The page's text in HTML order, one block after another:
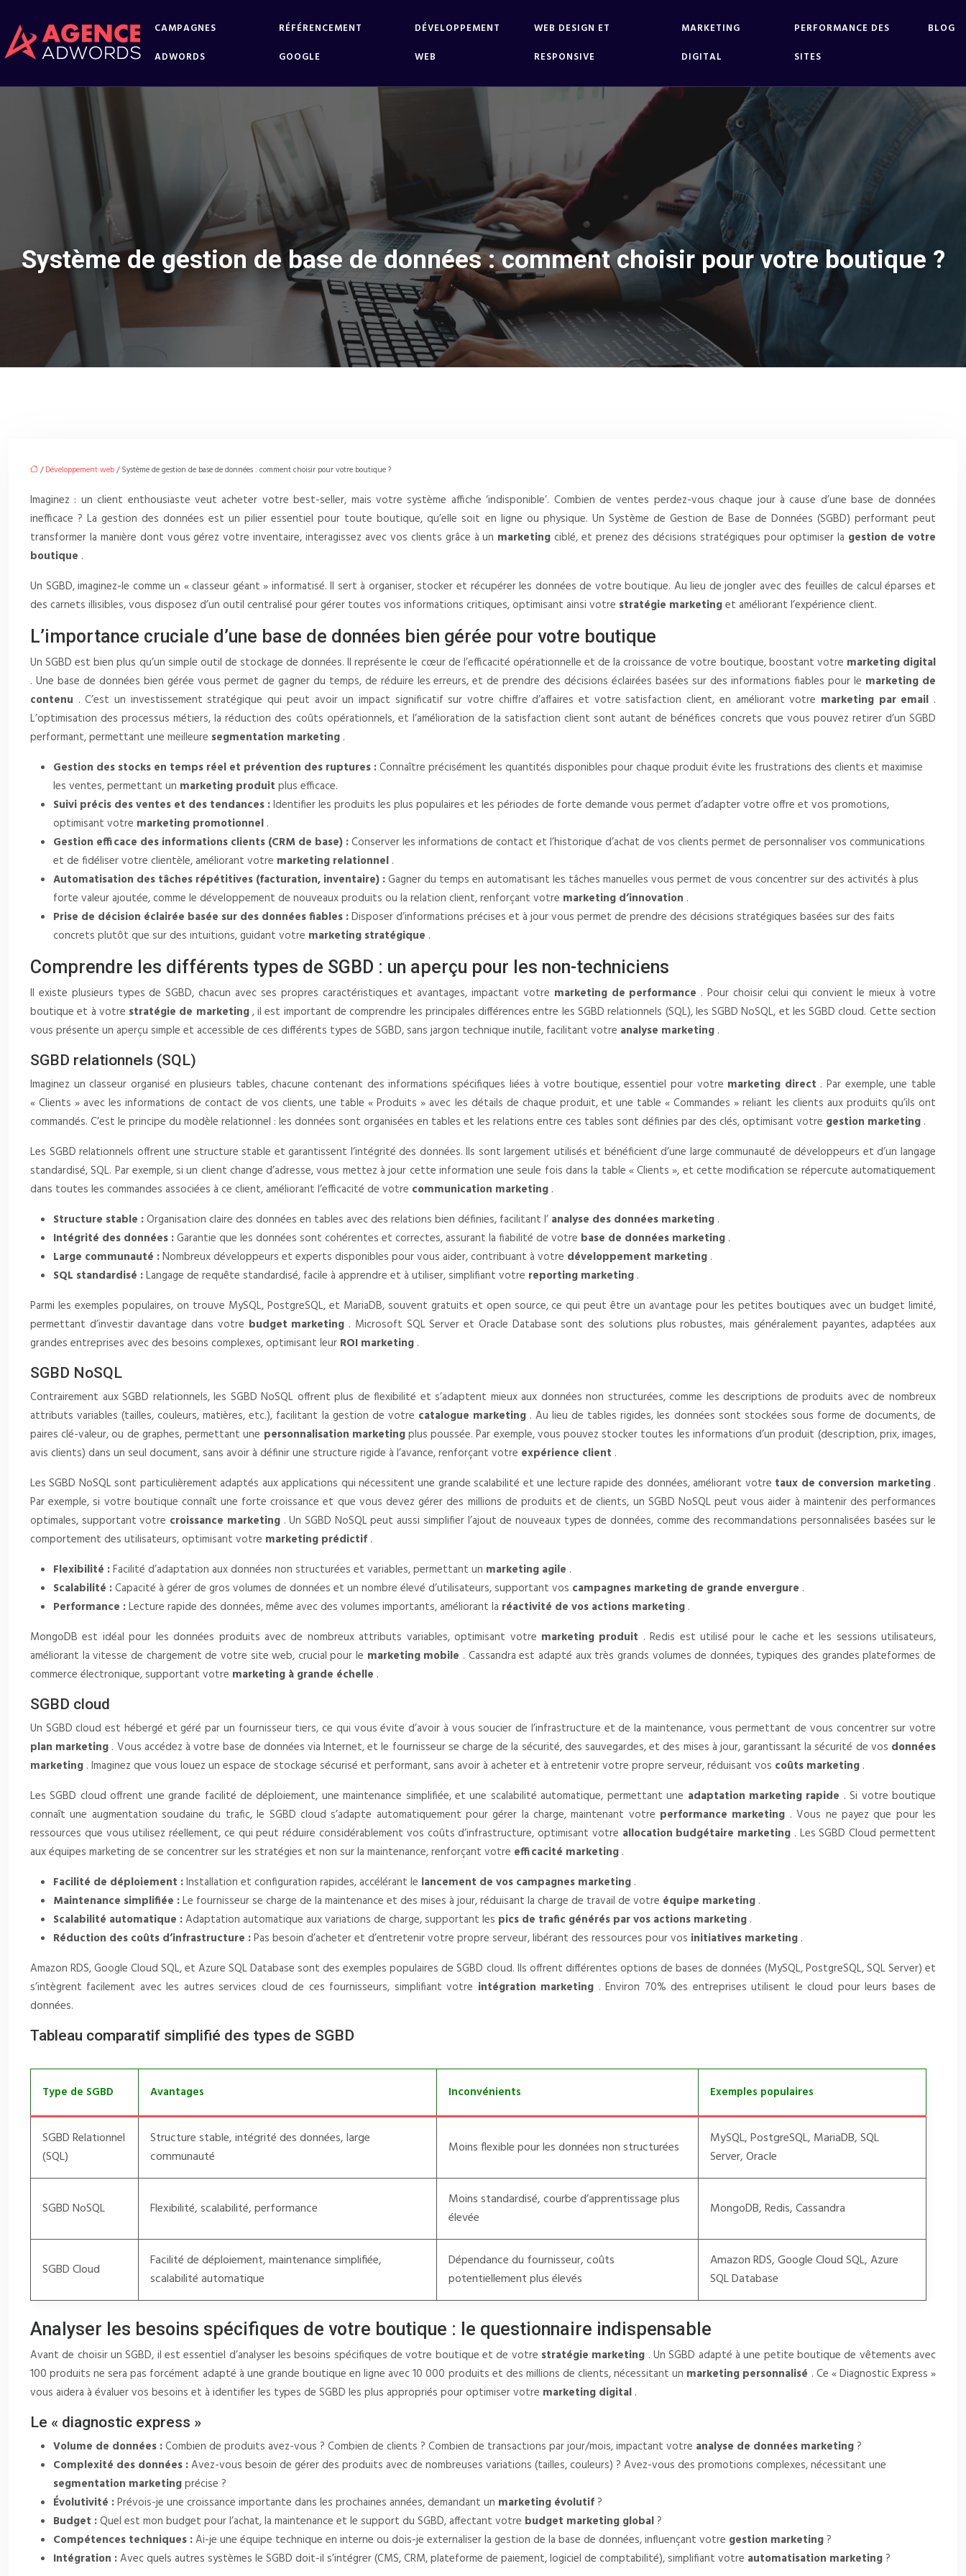
CAMPAGNES
ADWORDS
RÉFÉRENCEMENT
GOOGLE
DÉVELOPPEMENT
WEB
WEB DESIGN ET
RESPONSIVE
MARKETING
DIGITAL
PERFORMANCE DES
SITES
BLOG
Système de gestion de base de données : comment choisir pour votre boutique ?
/Développement web/ Système de gestion de base de données : comment choisir pour votre boutique ?
Imaginez : un client enthousiaste veut acheter votre best-seller, mais votre système affiche ‘indisponible’. Combien de ventes perdez-vous chaque jour à cause d’une base de données
inefficace ? La gestion des données est un pilier essentiel pour toute boutique, qu’elle soit en ligne ou physique. Un Système de Gestion de Base de Données (SGBD) performant peut
transformer la manière dont vous gérez votre inventaire, interagissez avec vos clients grâce à un marketingciblé, et prenez des décisions stratégiques pour optimiser la gestion de votre
boutique .
Un SGBD, imaginez-le comme un « classeur géant » informatisé. Il sert à organiser, stocker et récupérer les données de votre boutique. Au lieu de jongler avec des feuilles de calcul éparses et
des carnets illisibles, vous disposez d’un outil centralisé pour gérer toutes vos informations critiques, optimisant ainsi votre stratégie marketinget améliorant l’expérience client.
L’importance cruciale d’une base de données bien gérée pour votre boutique
Un SGBD est bien plus qu’un simple outil de stockage de données. Il représente le cœur de l’efficacité opérationnelle et de la croissance de votre boutique, boostant votre marketing digital
. Une base de données bien gérée vous permet de gagner du temps, de réduire les erreurs, et de prendre des décisions éclairées basées sur des informations fiables pour le marketing de
contenu . C’est un investissement stratégique qui peut avoir un impact significatif sur votre chiffre d’affaires et votre satisfaction client, en améliorant votre marketing par email .
L’optimisation des processus métiers, la réduction des coûts opérationnels, et l’amélioration de la satisfaction client sont autant de bénéfices concrets que vous pouvez retirer d’un SGBD
performant, permettant une meilleure segmentation marketing .
Gestion des stocks en temps réel et prévention des ruptures :Connaître précisément les quantités disponibles pour chaque produit évite les frustrations des clients et maximise
les ventes, permettant un marketing produit plus efficace.
Suivi précis des ventes et des tendances :Identifier les produits les plus populaires et les périodes de forte demande vous permet d’adapter votre offre et vos promotions,
optimisant votre marketing promotionnel .
Gestion efficace des informations clients (CRM de base) :Conserver les informations de contact et l’historique d’achat de vos clients permet de personnaliser vos communications
et de fidéliser votre clientèle, améliorant votre marketing relationnel .
Automatisation des tâches répétitives (facturation, inventaire) :Gagner du temps en automatisant les tâches manuelles vous permet de vous concentrer sur des activités à plus
forte valeur ajoutée, comme le développement de nouveaux produits ou la relation client, renforçant votre marketing d’innovation .
Prise de décision éclairée basée sur des données fiables :Disposer d’informations précises et à jour vous permet de prendre des décisions stratégiques basées sur des faits
concrets plutôt que sur des intuitions, guidant votre marketing stratégique .
Comprendre les différents types de SGBD : un aperçu pour les non-techniciens
Il existe plusieurs types de SGBD, chacun avec ses propres caractéristiques et avantages, impactant votre marketing de performance . Pour choisir celui qui convient le mieux à votre
boutique et à votre stratégie de marketing, il est important de comprendre les principales différences entre les SGBD relationnels (SQL), les SGBD NoSQL, et les SGBD cloud. Cette section
vous présente un aperçu simple et accessible de ces différents types de SGBD, sans jargon technique inutile, facilitant votre analyse marketing .
SGBD relationnels (SQL)
Imaginez un classeur organisé en plusieurs tables, chacune contenant des informations spécifiques liées à votre boutique, essentiel pour votre marketing direct . Par exemple, une table
« Clients » avec les informations de contact de vos clients, une table « Produits » avec les détails de chaque produit, et une table « Commandes » reliant les clients aux produits qu’ils ont
commandés. C’est le principe du modèle relationnel : les données sont organisées en tables et les relations entre ces tables sont définies par des clés, optimisant votre gestion marketing .
Les SGBD relationnels offrent une structure stable et garantissent l’intégrité des données. Ils sont largement utilisés et bénéficient d’une large communauté de développeurs et d’un langage
standardisé, SQL. Par exemple, si un client change d’adresse, vous mettez à jour cette information une seule fois dans la table « Clients », et cette modification se répercute automatiquement
dans toutes les commandes associées à ce client, améliorant l’efficacité de votre communication marketing .
Structure stable :Organisation claire des données en tables avec des relations bien définies, facilitant l’ analyse des données marketing .
Intégrité des données :Garantie que les données sont cohérentes et correctes, assurant la fiabilité de votre base de données marketing .
Large communauté :Nombreux développeurs et experts disponibles pour vous aider, contribuant à votre développement marketing .
SQL standardisé :Langage de requête standardisé, facile à apprendre et à utiliser, simplifiant votre reporting marketing .
Parmi les exemples populaires, on trouve MySQL, PostgreSQL, et MariaDB, souvent gratuits et open source, ce qui peut être un avantage pour les petites boutiques avec un budget limité,
permettant d’investir davantage dans votre budget marketing . Microsoft SQL Server et Oracle Database sont des solutions plus robustes, mais généralement payantes, adaptées aux
grandes entreprises avec des besoins complexes, optimisant leur ROI marketing .
SGBD NoSQL
Contrairement aux SGBD relationnels, les SGBD NoSQL offrent plus de flexibilité et s’adaptent mieux aux données non structurées, comme les descriptions de produits avec de nombreux
attributs variables (tailles, couleurs, matières, etc.), facilitant la gestion de votre catalogue marketing . Au lieu de tables rigides, les données sont stockées sous forme de documents, de
paires clé-valeur, ou de graphes, permettant une personnalisation marketingplus poussée. Par exemple, vous pouvez stocker toutes les informations d’un produit (description, prix, images,
avis clients) dans un seul document, sans avoir à définir une structure rigide à l’avance, renforçant votre expérience client .
Les SGBD NoSQL sont particulièrement adaptés aux applications qui nécessitent une grande scalabilité et une lecture rapide des données, améliorant votre taux de conversion marketing .
Par exemple, si votre boutique connaît une forte croissance et que vous devez gérer des millions de produits et de clients, un SGBD NoSQL peut vous aider à maintenir des performances
optimales, supportant votre croissance marketing . Un SGBD NoSQL peut aussi simplifier l’ajout de nouveaux types de données, comme des recommandations personnalisées basées sur le
comportement des utilisateurs, optimisant votre marketing prédictif .
Flexibilité :Facilité d’adaptation aux données non structurées et variables, permettant un marketing agile .
Scalabilité :Capacité à gérer de gros volumes de données et un nombre élevé d’utilisateurs, supportant vos campagnes marketing de grande envergure .
Performance :Lecture rapide des données, même avec des volumes importants, améliorant la réactivité de vos actions marketing .
MongoDB est idéal pour les données produits avec de nombreux attributs variables, optimisant votre marketing produit . Redis est utilisé pour le cache et les sessions utilisateurs,
améliorant la vitesse de chargement de votre site web, crucial pour le marketing mobile . Cassandra est adapté aux très grands volumes de données, typiques des grandes plateformes de
commerce électronique, supportant votre marketing à grande échelle .
SGBD cloud
Un SGBD cloud est hébergé et géré par un fournisseur tiers, ce qui vous évite d’avoir à vous soucier de l’infrastructure et de la maintenance, vous permettant de vous concentrer sur votre
plan marketing . Vous accédez à votre base de données via Internet, et le fournisseur se charge de la sécurité, des sauvegardes, et des mises à jour, garantissant la sécurité de vos données
marketing . Imaginez que vous louez un espace de stockage sécurisé et performant, sans avoir à acheter et à entretenir votre propre serveur, réduisant vos coûts marketing .
Les SGBD cloud offrent une grande facilité de déploiement, une maintenance simplifiée, et une scalabilité automatique, permettant une adaptation marketing rapide . Si votre boutique
connaît une augmentation soudaine du trafic, le SGBD cloud s’adapte automatiquement pour gérer la charge, maintenant votre performance marketing . Vous ne payez que pour les
ressources que vous utilisez réellement, ce qui peut réduire considérablement vos coûts d’infrastructure, optimisant votre allocation budgétaire marketing . Les SGBD Cloud permettent
aux équipes marketing de se concentrer sur les stratégies et non sur la maintenance, renforçant votre efficacité marketing .
Facilité de déploiement :Installation et configuration rapides, accélérant le lancement de vos campagnes marketing .
Maintenance simplifiée :Le fournisseur se charge de la maintenance et des mises à jour, réduisant la charge de travail de votre équipe marketing .
Scalabilité automatique :Adaptation automatique aux variations de charge, supportant les pics de trafic générés par vos actions marketing .
Réduction des coûts d’infrastructure :Pas besoin d’acheter et d’entretenir votre propre serveur, libérant des ressources pour vos initiatives marketing .
Amazon RDS, Google Cloud SQL, et Azure SQL Database sont des exemples populaires de SGBD cloud. Ils offrent différentes options de bases de données (MySQL, PostgreSQL, SQL Server) et
s’intègrent facilement avec les autres services cloud de ces fournisseurs, simplifiant votre intégration marketing . Environ 70% des entreprises utilisent le cloud pour leurs bases de
données.
Tableau comparatif simplifié des types de SGBD
Type de SGBD Avantages Inconvénients Exemples populaires
SGBD Relationnel
(SQL)
Structure stable, intégrité des données, large
communauté
Moins flexible pour les données non structurées
MySQL, PostgreSQL, MariaDB, SQL
Server, Oracle
SGBD NoSQL Flexibilité, scalabilité, performance
Moins standardisé, courbe d’apprentissage plus
élevée
MongoDB, Redis, Cassandra
SGBD Cloud
Facilité de déploiement, maintenance simplifiée,
scalabilité automatique
Dépendance du fournisseur, coûts
potentiellement plus élevés
Amazon RDS, Google Cloud SQL, Azure
SQL Database
Analyser les besoins spécifiques de votre boutique : le questionnaire indispensable
Avant de choisir un SGBD, il est essentiel d’analyser les besoins spécifiques de votre boutique et de votre stratégie marketing . Un SGBD adapté à une petite boutique de vêtements avec
100 produits ne sera pas forcément adapté à une grande boutique en ligne avec 10 000 produits et des millions de clients, nécessitant un marketing personnalisé . Ce « Diagnostic Express »
vous aidera à évaluer vos besoins et à identifier les types de SGBD les plus appropriés pour optimiser votre marketing digital .
Le « diagnostic express »
Volume de données :Combien de produits avez-vous ? Combien de clients ? Combien de transactions par jour/mois, impactant votre analyse de données marketing?
Complexité des données :Avez-vous besoin de gérer des produits avec de nombreuses variations (tailles, couleurs) ? Avez-vous des promotions complexes, nécessitant une
segmentation marketingprécise ?
Évolutivité :Prévois-je une croissance importante dans les prochaines années, demandant un marketing évolutif?
Budget :Quel est mon budget pour l’achat, la maintenance et le support du SGBD, affectant votre budget marketing global?
Compétences techniques :Ai-je une équipe technique en interne ou dois-je externaliser la gestion de la base de données, influençant votre gestion marketing?
Intégration :Avec quels autres systèmes le SGBD doit-il s’intégrer (CMS, CRM, plateforme de paiement, logiciel de comptabilité), simplifiant votre automatisation marketing?